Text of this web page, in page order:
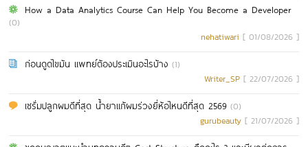
How a Data Analytics Course Can Help You Become a Developer
(0)
nehatiwari [ 01/08/2026 ]
ก่อนดูดไขมัน แพทย์ต้องประเมินอะไรบ้าง (1)
Writer_SP [ 22/07/2026 ]
เซรั่มปลูกผมดีที่สุด น้ำยาแก้ผมร่วงยี่ห้อไหนดีที่สุด 2569 (0)
gurubeauty [ 21/07/2026 ]